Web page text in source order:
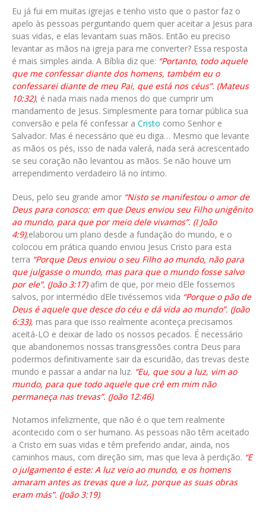
Eu já fui em muitas igrejas e tenho visto que o pastor faz o
apelo às pessoas perguntando quem quer aceitar a Jesus para
suas vidas, e elas levantam suas mãos. Então eu preciso
levantar as mãos na igreja para me converter? Essa resposta
é mais simples ainda. A Bíblia diz que: “Portanto, todo aquele
que me confessar diante dos homens, também eu o
confessarei diante de meu Pai, que está nos céus”. (Mateus
10:32), é nada mais nada menos do que cumprir um
mandamento de Jesus. Simplesmente para tornar pública sua
conversão e pela fé confessar a Cristo como Senhor e
Salvador. Mas é necessário que eu diga… Mesmo que levante
as mãos os pés, isso de nada valerá, nada será acrescentado
se seu coração não levantou as mãos. Se não houve um
arrependimento verdadeiro lá no íntimo.
Deus, pelo seu grande amor “Nisto se manifestou o amor de
Deus para conosco: em que Deus enviou seu Filho unigênito
ao mundo, para que por meio dele vivamos”. (I João
4:9),elaborou um plano desde a fundação do mundo, e o
colocou em prática quando enviou Jesus Cristo para esta
terra “Porque Deus enviou o seu Filho ao mundo, não para
que julgasse o mundo, mas para que o mundo fosse salvo
por ele”. (João 3:17)afim de que, por meio dEle fossemos
salvos, por intermédio dEle tivéssemos vida “Porque o pão de
Deus é aquele que desce do céu e dá vida ao mundo”. (João
6:33), mas para que isso realmente aconteça precisamos
aceitá-LO e deixar de lado os nossos pecados. É necessário
que abandonemos nossas transgressões contra Deus para
podermos definitivamente sair da escuridão, das trevas deste
mundo e passar a andar na luz. “Eu, que sou a luz, vim ao
mundo, para que todo aquele que crê em mim não
permaneça nas trevas”. (João 12:46).
Notamos infelizmente, que não é o que tem realmente
acontecido com o ser humano. As pessoas não têm aceitado
a Cristo em suas vidas e têm preferido andar, ainda, nos
caminhos maus, com direção sim, mas que leva à perdição. “E
o julgamento é este: A luz veio ao mundo, e os homens
amaram antes as trevas que a luz, porque as suas obras
eram más”. (João 3:19).